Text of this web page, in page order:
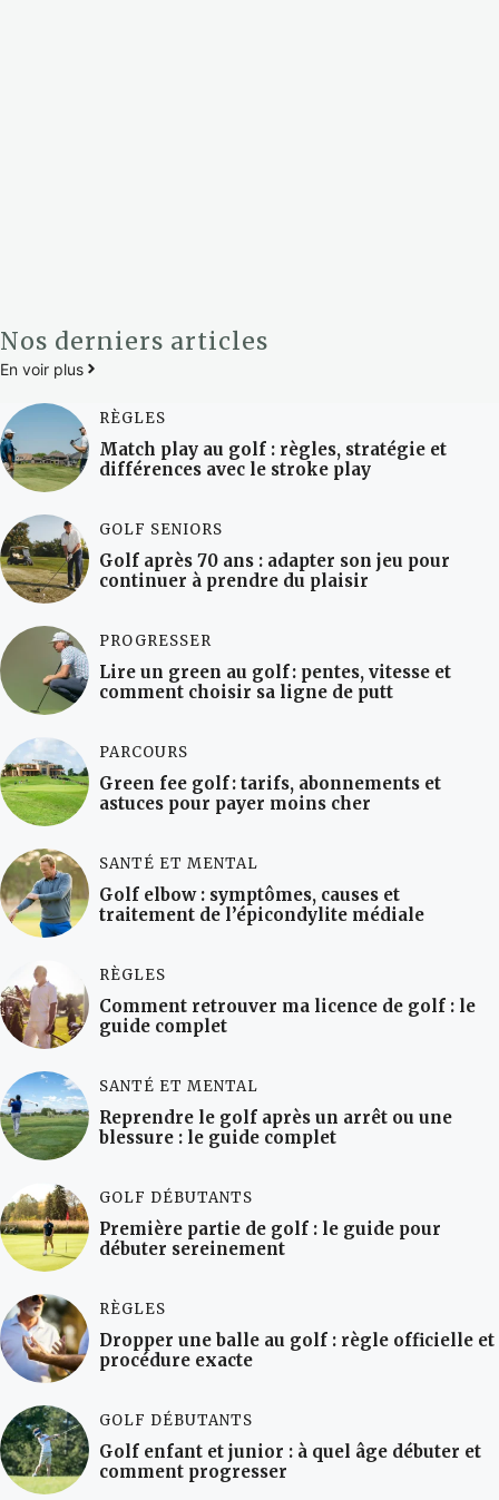
Nos derniers articles
En voir plus
RÈGLES
Match play au golf : règles, stratégie et
différences avec le stroke play
GOLF SENIORS
Golf après 70 ans : adapter son jeu pour
continuer à prendre du plaisir
PROGRESSER
Lire un green au golf : pentes, vitesse et
comment choisir sa ligne de putt
PARCOURS
Green fee golf : tarifs, abonnements et
astuces pour payer moins cher
SANTÉ ET MENTAL
Golf elbow : symptômes, causes et
traitement de l’épicondylite médiale
RÈGLES
Comment retrouver ma licence de golf : le
guide complet
SANTÉ ET MENTAL
Reprendre le golf après un arrêt ou une
blessure : le guide complet
GOLF DÉBUTANTS
Première partie de golf : le guide pour
débuter sereinement
RÈGLES
Dropper une balle au golf : règle officielle et
procédure exacte
GOLF DÉBUTANTS
Golf enfant et junior : à quel âge débuter et
comment progresser